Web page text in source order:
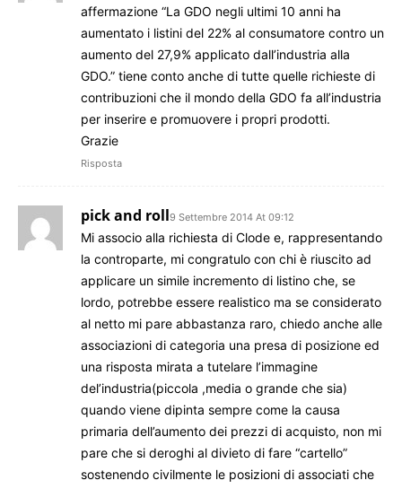
affermazione “La GDO negli ultimi 10 anni ha
aumentato i listini del 22% al consumatore contro un
aumento del 27,9% applicato dall’industria alla
GDO.” tiene conto anche di tutte quelle richieste di
contribuzioni che il mondo della GDO fa all’industria
per inserire e promuovere i propri prodotti.
Grazie
Risposta
pick and roll9 Settembre 2014 At 09:12
Mi associo alla richiesta di Clode e, rappresentando
la controparte, mi congratulo con chi è riuscito ad
applicare un simile incremento di listino che, se
lordo, potrebbe essere realistico ma se considerato
al netto mi pare abbastanza raro, chiedo anche alle
associazioni di categoria una presa di posizione ed
una risposta mirata a tutelare l’immagine
del’industria(piccola ,media o grande che sia)
quando viene dipinta sempre come la causa
primaria dell’aumento dei prezzi di acquisto, non mi
pare che si deroghi al divieto di fare “cartello”
sostenendo civilmente le posizioni di associati che